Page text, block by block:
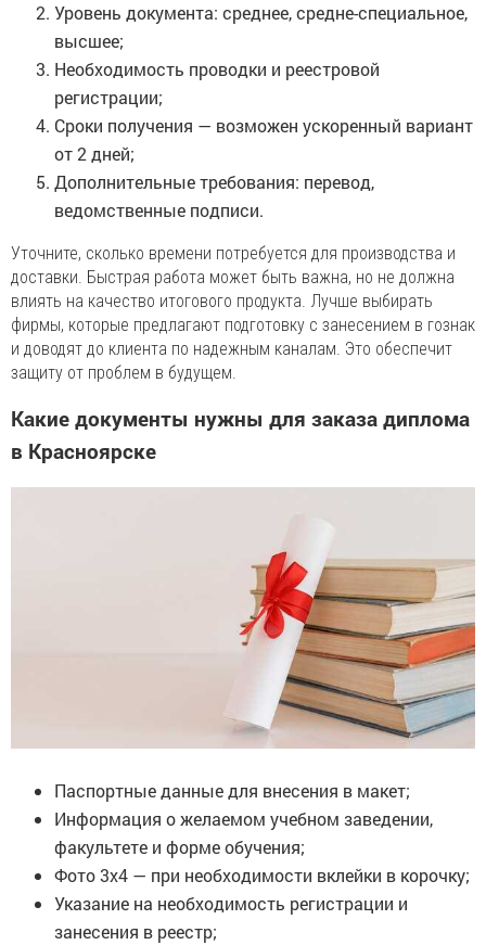
Уровень документа: среднее, средне-специальное,
высшее;
Необходимость проводки и реестровой
регистрации;
Сроки получения — возможен ускоренный вариант
от 2 дней;
Дополнительные требования: перевод,
ведомственные подписи.
Уточните, сколько времени потребуется для производства и
доставки. Быстрая работа может быть важна, но не должна
влиять на качество итогового продукта. Лучше выбирать
фирмы, которые предлагают подготовку с занесением в гознак
и доводят до клиента по надежным каналам. Это обеспечит
защиту от проблем в будущем.
Какие документы нужны для заказа диплома
в Красноярске
Паспортные данные для внесения в макет;
Информация о желаемом учебном заведении,
факультете и форме обучения;
Фото 3x4 — при необходимости вклейки в корочку;
Указание на необходимость регистрации и
занесения в реестр;